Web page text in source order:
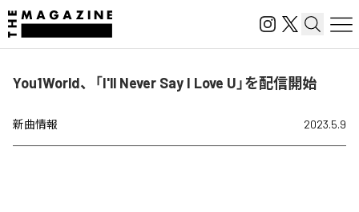
You1World、「I'll Never Say I Love U」を配信開始
新曲情報 2023.5.9